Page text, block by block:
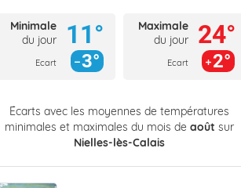
Minimale
du jour
Ecart
11°
3°
Maximale
du jour
Ecart
24°
2°
Écarts avec les moyennes de températures
minimales et maximales du mois de août sur
Nielles-lès-Calais